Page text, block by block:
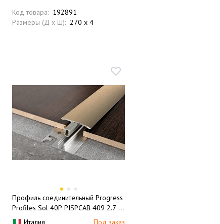
Код товара: 192891
Размеры (Д x Ш): 270 x 4
Профиль соединительный Progress
Profiles Sol 40P PISPCAB 409 2.7 м
(бронза матовая)
Италия Под заказ